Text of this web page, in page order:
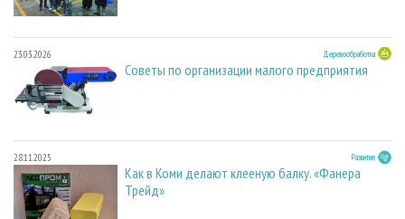
23.03.2026 Деревообработка
Советы по организации малого предприятия
28.11.2025 Развитие
Как в Коми делают клееную балку. «Фанера
Трейд»